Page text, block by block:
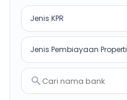
Jenis KPR
Jenis Pembiayaan Properti
Cari nama bank